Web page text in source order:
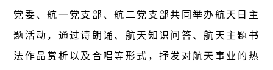
党委、航一党支部、航二党支部共同举办航天日主
题活动，通过诗朗诵、航天知识问答、航天主题书
法作品赏析以及合唱等形式，抒发对航天事业的热